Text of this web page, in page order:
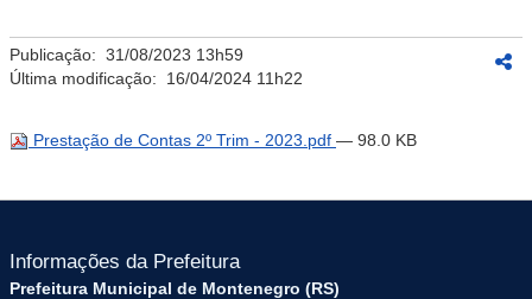
Publicação: 31/08/2023 13h59
Última modificação: 16/04/2024 11h22
Prestação de Contas 2º Trim - 2023.pdf — 98.0 KB
Informações da Prefeitura
Prefeitura Municipal de Montenegro (RS)